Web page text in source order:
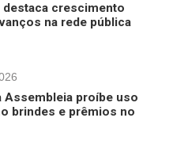
destaca crescimento
na rede pública
Assembleia proíbe uso
brindes e prêmios no